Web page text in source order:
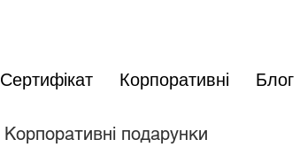
Сертифікат Корпоративні Блог
Корпоративні подарунки